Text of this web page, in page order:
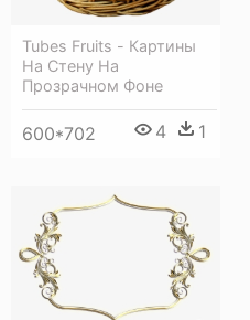
Tubes Fruits - Картины
На Стену На
Прозрачном Фоне
600*702 4 1